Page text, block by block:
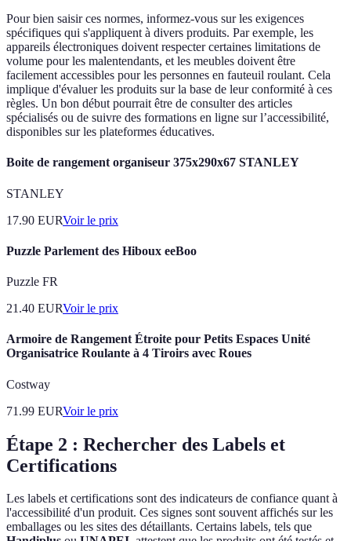
Pour bien saisir ces normes, informez-vous sur les exigences
spécifiques qui s'appliquent à divers produits. Par exemple, les
appareils électroniques doivent respecter certaines limitations de
volume pour les malentendants, et les meubles doivent être
facilement accessibles pour les personnes en fauteuil roulant. Cela
implique d'évaluer les produits sur la base de leur conformité à ces
règles. Un bon début pourrait être de consulter des articles
spécialisés ou de suivre des formations en ligne sur l’accessibilité,
disponibles sur les plateformes éducatives.
Boite de rangement organiseur 375x290x67 STANLEY
STANLEY
17.90 EURVoir le prix
Puzzle Parlement des Hiboux eeBoo
Puzzle FR
21.40 EURVoir le prix
Armoire de Rangement Étroite pour Petits Espaces Unité
Organisatrice Roulante à 4 Tiroirs avec Roues
Costway
71.99 EURVoir le prix
Étape 2 : Rechercher des Labels et
Certifications
Les labels et certifications sont des indicateurs de confiance quant à
l'accessibilité d'un produit. Ces signes sont souvent affichés sur les
emballages ou les sites des détaillants. Certains labels, tels que